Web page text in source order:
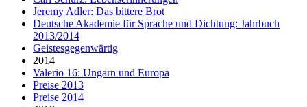
Jeremy Adler: Das bittere Brot
Deutsche Akademie für Sprache und Dichtung: Jahrbuch
2013/2014
Geistesgegenwärtig
2014
Valerio 16: Ungarn und Europa
Preise 2013
Preise 2014